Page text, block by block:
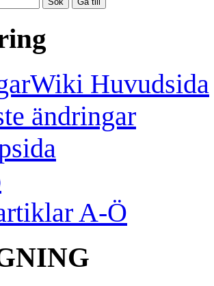
Huvudsida
ändringar
A-Ö